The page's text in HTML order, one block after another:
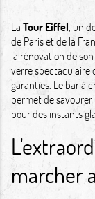
LaTour Eiffel, un
de Paris et de la
la rénovation de
verre spectaculaire
garanties. Le bar à
permet de
pour des instants
marcher